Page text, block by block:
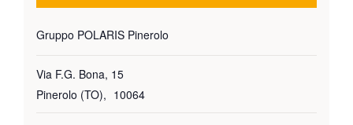
Gruppo POLARIS Pinerolo
Via F.G. Bona, 15
Pinerolo (TO), 10064